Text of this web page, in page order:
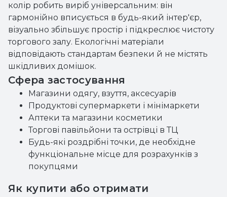
колір робить виріб універсальним: він
гармонійно вписується в будь-який інтер'єр,
візуально збільшує простір і підкреслює чистоту
торгового залу. Екологічні матеріали
відповідають стандартам безпеки й не містять
шкідливих домішок.
Сфера застосування
Магазини одягу, взуття, аксесуарів
Продуктові супермаркети і мінімаркети
Аптеки та магазини косметики
Торгові павільйони та острівці в ТЦ
Будь-які роздрібні точки, де необхідне
функціональне місце для розрахунків з
покупцями
Як купити або отримати